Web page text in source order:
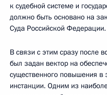
к судебной системе и
должно быть основано на
Суда Российской Федерации.
В связи с этим сразу после
был задан вектор на
существенного повышения в
инстанции. Одним из